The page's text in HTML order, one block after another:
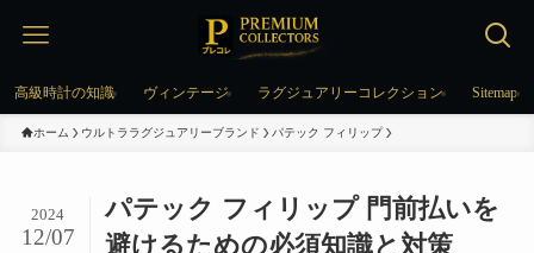
高級時計の知識 ヴィンテージ ラグジュアリーコレクション Sitemap
ホーム ウルトララグジュアリーブランド パテック フィリップ
パテック フィリップ 門前払いを
避けるための必須知識と対策
2024
12/07